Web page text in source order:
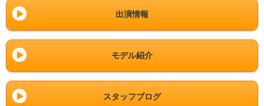
出演情報
モデル紹介
スタッフブログ